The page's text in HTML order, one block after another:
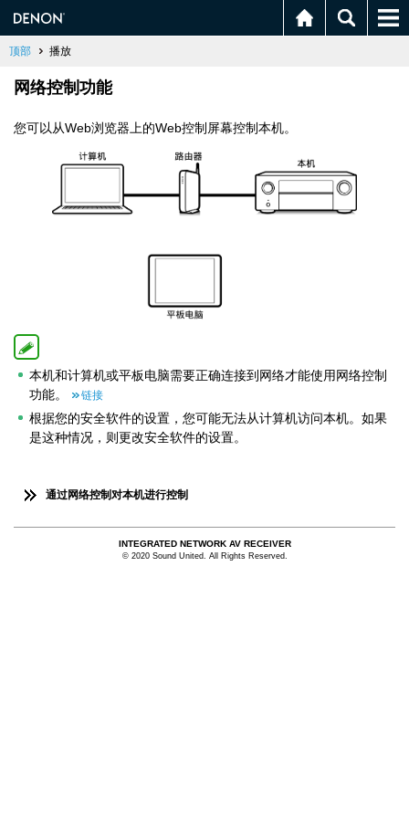
顶部 播放
网络控制功能
您可以从Web浏览器上的Web控制屏幕控制本机。
本机和计算机或平板电脑需要正确连接到网络才能使用网络控制
功能。
链接
根据您的安全软件的设置，您可能无法从计算机访问本机。如果
是这种情况，则更改安全软件的设置。
通过网络控制对本机进行控制
INTEGRATED NETWORK AV RECEIVER
© 2020 Sound United. All Rights Reserved.